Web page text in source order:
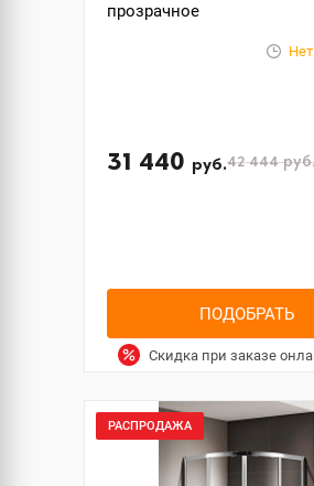
прозрачное
31 440 руб.42 444
ПОДОБРАТЬ
Скидка при заказе
РАСПРОДАЖА